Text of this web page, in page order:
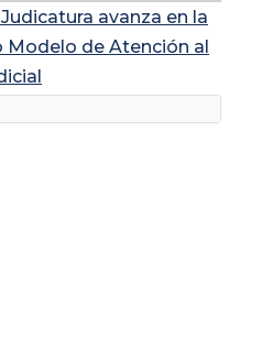
avanza en la
de Atención al